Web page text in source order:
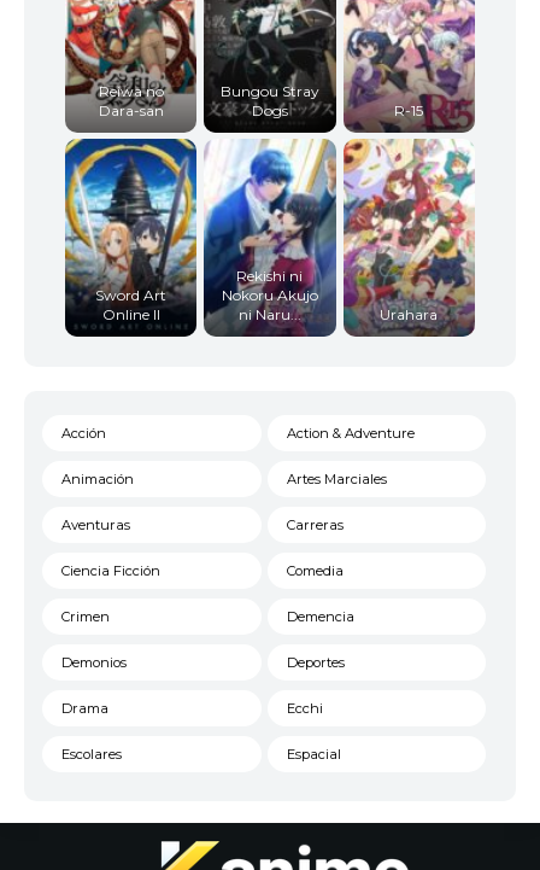
Reiwa no
Dara-san
Bungou Stray
Dogs
R-15
Sword Art
Online II
Rekishi ni
Nokoru Akujo
ni Naru...
Urahara
Acción Action & Adventure
Animación Artes Marciales
Aventuras Carreras
Ciencia Ficción Comedia
Crimen Demencia
Demonios Deportes
Drama Ecchi
Escolares Espacial
Historico